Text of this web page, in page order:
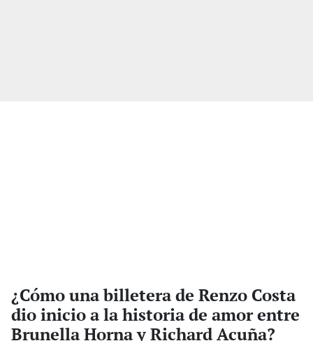
¿Cómo una billetera de Renzo Costa
dio inicio a la historia de amor entre
Brunella Horna y Richard Acuña?